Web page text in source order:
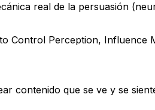
real de la persuasión
Control Perception,
contenido que se ve y se